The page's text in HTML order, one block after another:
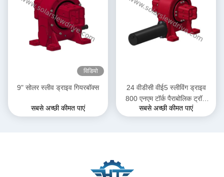
विडियो
9" सोलर स्लीव ड्राइव गियरबॉक्स
सबसे अच्छी कीमत पाएं
24 वीडीसी वीई5 स्लीविंग ड्राइव
800 एनएम टॉर्क पैराबोलिक ट्रॉफ
अनुप्रयोगों में सोलर ट्रैकर सिस्टम के
सबसे अच्छी कीमत पाएं